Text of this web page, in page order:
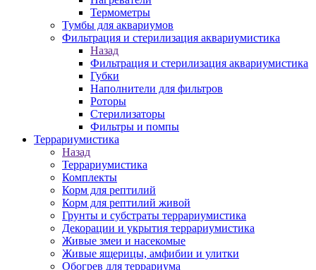
Термометры
Тумбы для аквариумов
Фильтрация и стерилизация аквариумистика
Назад
Фильтрация и стерилизация аквариумистика
Губки
Наполнители для фильтров
Роторы
Стерилизаторы
Фильтры и помпы
Террариумистика
Назад
Террариумистика
Комплекты
Корм для рептилий
Корм для рептилий живой
Грунты и субстраты террариумистика
Декорации и укрытия террариумистика
Живые змеи и насекомые
Живые ящерицы, амфибии и улитки
Обогрев для террариума